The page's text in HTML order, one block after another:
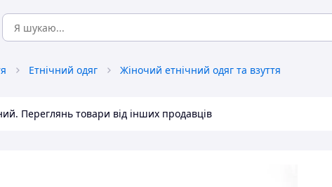
Етнічний одяг Жіночий етнічний одяг та взуття
Переглянь товари від інших продавців